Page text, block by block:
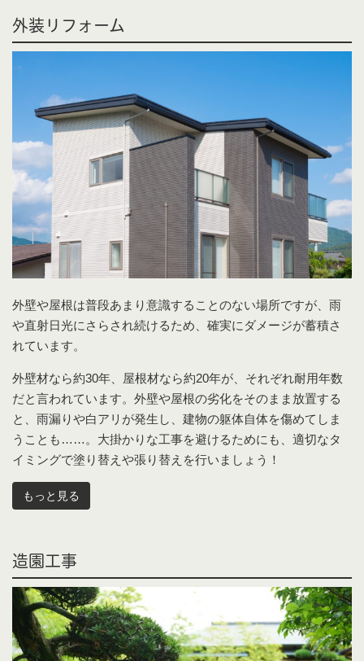
外装リフォーム
外壁や屋根は普段あまり意識することのない場所ですが、雨
や直射日光にさらされ続けるため、確実にダメージが蓄積さ
れています。
外壁材なら約30年、屋根材なら約20年が、それぞれ耐用年数
だと言われています。外壁や屋根の劣化をそのまま放置する
と、雨漏りや白アリが発生し、建物の躯体自体を傷めてしま
うことも……。大掛かりな工事を避けるためにも、適切なタ
イミングで塗り替えや張り替えを行いましょう！
もっと見る
造園工事